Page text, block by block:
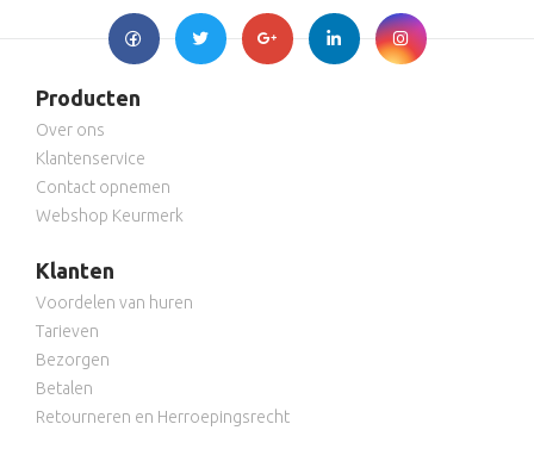
Producten
Over ons
Klantenservice
Contact opnemen
Webshop Keurmerk
Klanten
Voordelen van huren
Tarieven
Bezorgen
Betalen
Retourneren en Herroepingsrecht